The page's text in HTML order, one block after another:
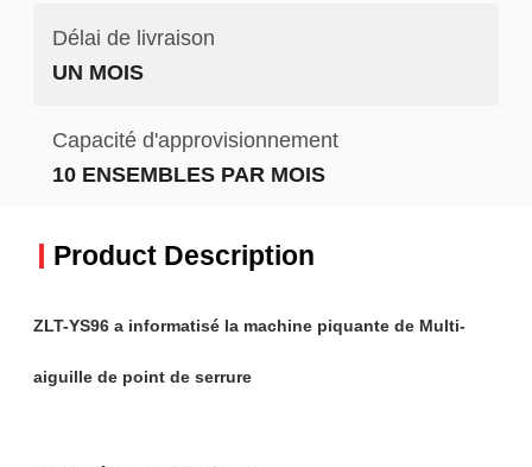
Délai de livraison
UN MOIS
Capacité d'approvisionnement
10 ENSEMBLES PAR MOIS
Product Description
ZLT-YS96 a informatisé la machine piquante de Multi-
aiguille de point de serrure